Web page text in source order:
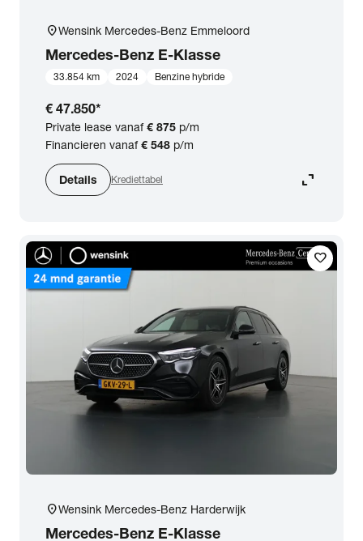
location_onWensink Mercedes-Benz Emmeloord
Mercedes-Benz E-Klasse
33.854 km 2024 Benzine hybride
€ 47.850*
Private lease vanaf€ 875 p/m
Financieren vanaf€ 548 p/m
Details Krediettabel expand_content
favorite
location_onWensink Mercedes-Benz Harderwijk
Mercedes-Benz E-Klasse